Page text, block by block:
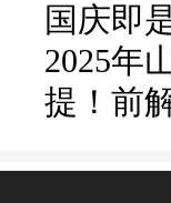
国庆即
2025年
提！前